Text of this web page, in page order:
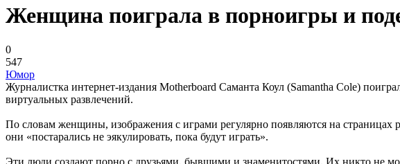
Женщина поиграла в порноигры и
0
547
Юмор
Журналистка интернет-издания Motherboard Саманта Коул (Samantha Cole)
виртуальных развлечений.
По словам женщины, изображения с играми регулярно появляются на страницах
они «постарались не эякулировать, пока будут играть».
Эти люди создают порно с друзьями, бывшими и знаменитостями. Их никто не